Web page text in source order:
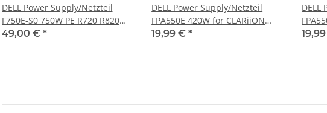
DELL Power Supply/Netzteil
F750E-S0 750W PE R720 R820
06W2PW 0N30P9 0D5MW8
49,00 € *
DELL Power Supply/Netzteil
FPA550E 420W for CLARiiON
AX4-5 Storage DP/N 0KW255
19,99 €*
DELL
AX4-5